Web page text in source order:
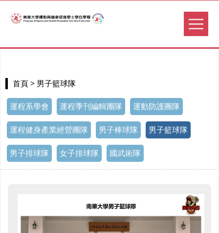
首頁 > 男子籃球隊
運程系學會 運程季刊編輯團隊 運動防護團隊
運程健身產業經營團隊 男子棒球隊 男子籃球隊
男子排球隊 女子排球隊 國武術隊